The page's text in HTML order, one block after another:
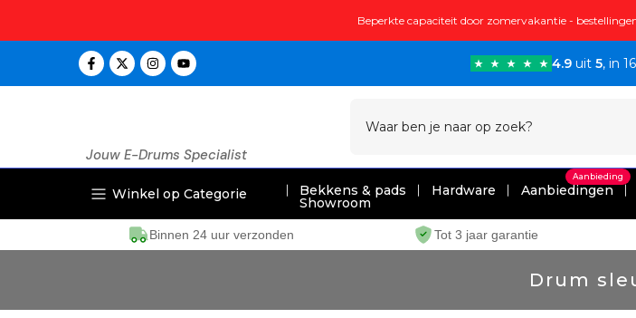
naar
Beperkte capaciteit door zomervakantie -
4.9uit 5, in
Jouw E-Drums Specialist
Winkel op Categorie Bekkens & pads Hardware Aanbiedingen
Aanbieding
Showroom
Binnen 24 uur verzonden Tot 3 jaar garantie
Drum